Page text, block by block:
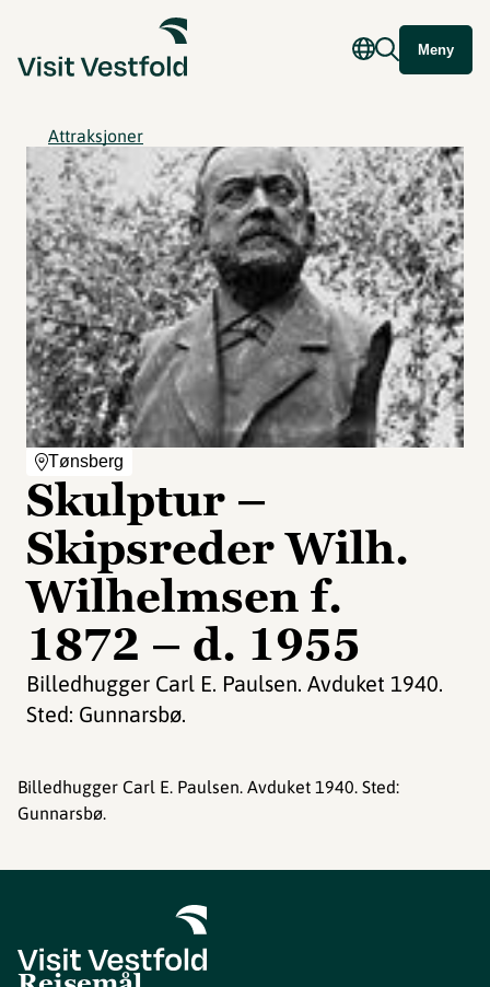
Meny
Attraksjoner
Tønsberg
Skulptur –
Skipsreder Wilh.
Wilhelmsen f.
1872 – d. 1955
Billedhugger Carl E. Paulsen. Avduket 1940.
Sted: Gunnarsbø.
Billedhugger Carl E. Paulsen. Avduket 1940. Sted:
Gunnarsbø.